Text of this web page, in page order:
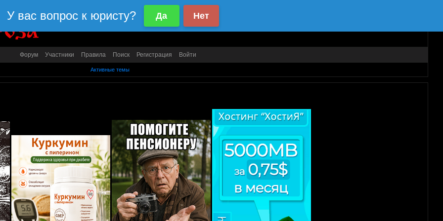
Форум Участники Правила Поиск Регистрация Войти
Активные темы